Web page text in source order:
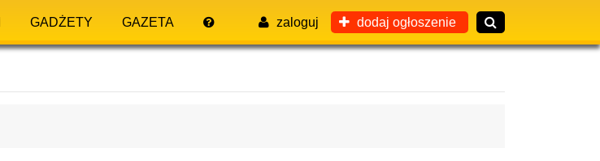
GADŻETY GAZETA zaloguj dodaj ogłoszenie